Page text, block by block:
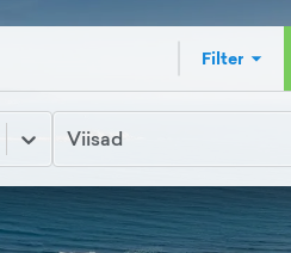
Filter
Viisad